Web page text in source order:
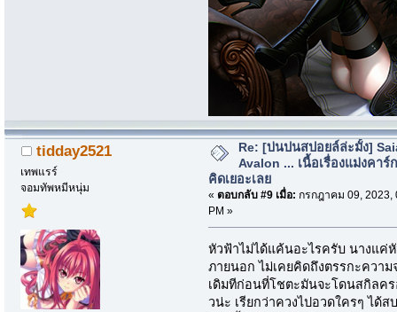
tidday2521
เทพแรร์
จอมทัพหมีหนุ่ม
Re: [บ่นปนสปอยล์ล่ะมั้ง]
Avalon ... เนื้อเรื่องแม่งคาร์
คิดเยอะเลย
« ตอบกลับ #9 เมื่อ: กรกฎาคม 09, 2023,
PM »
หัวฟ้าไม่ได้แค้นอะไรครับ นางแค่
ภายนอก ไม่เคยคิดถึงตรรกะความ
เดิมทีก่อนที่โชตะมันจะโดนสกิลคร
วน่ะ เรียกว่าควงไปอวดใครๆ ได้